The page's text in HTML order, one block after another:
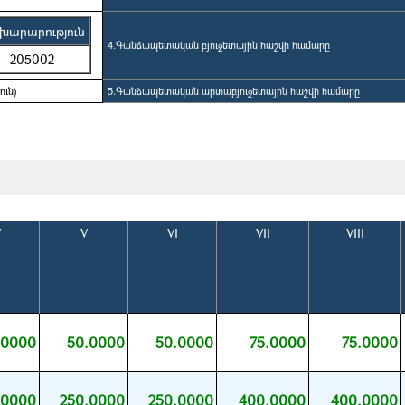
205002
4.Գանձապետական բյուջետային հաշվի համարը
5.Գանձապետական արտաբյուջետային հաշվի համարը
V VI VII VIII
50.0000 50.0000 75.0000 75.0000
250.0000 250.0000 400.0000 400.0000